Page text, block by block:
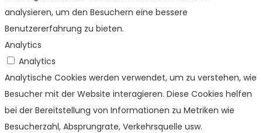
analysieren, um den Besuchern eine bessere
Benutzererfahrung zu bieten.
Analytics
Analytics
Analytische Cookies werden verwendet, um zu verstehen, wie
Besucher mit der Website interagieren. Diese Cookies helfen
bei der Bereitstellung von Informationen zu Metriken wie
Besucherzahl, Absprungrate, Verkehrsquelle usw.